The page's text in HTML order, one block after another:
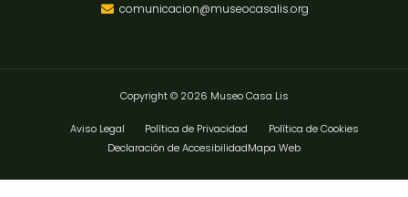
comunicacion@museocasalis.org
Copyright © 2026 Museo Casa Lis
Aviso Legal Política de Privacidad
Política de Cookies
Declaración de AccesibilidadMapa Web